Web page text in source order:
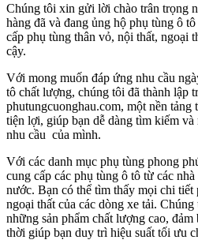
Chúng tôi xin gửi lời chào trân trọng
hàng đã và đang ủng hộ phụ tùng ô
cấp phụ tùng thân vỏ, nội thất, ngoại
cậy.
Với mong muốn đáp ứng nhu cầu
tô chất lượng, chúng tôi đã thành lập
phutungcuonghau.com, một nền tảng
tiện lợi, giúp bạn dễ dàng tìm kiếm và
nhu cầu của mình.
Với các danh mục phụ tùng phong
cung cấp các phụ tùng ô tô từ các
nước. Bạn có thể tìm thấy mọi chi tiết
ngoại thất của các dòng xe tải.
những sản phẩm chất lượng cao,
thời giúp bạn duy trì hiệu suất tối ưu